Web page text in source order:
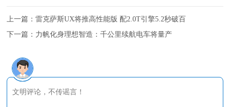
上一篇：雷克萨斯UX将推高性能版 配2.0T引擎5.2秒破百
下一篇： 力帆化身理想智造：千公里续航电车将量产